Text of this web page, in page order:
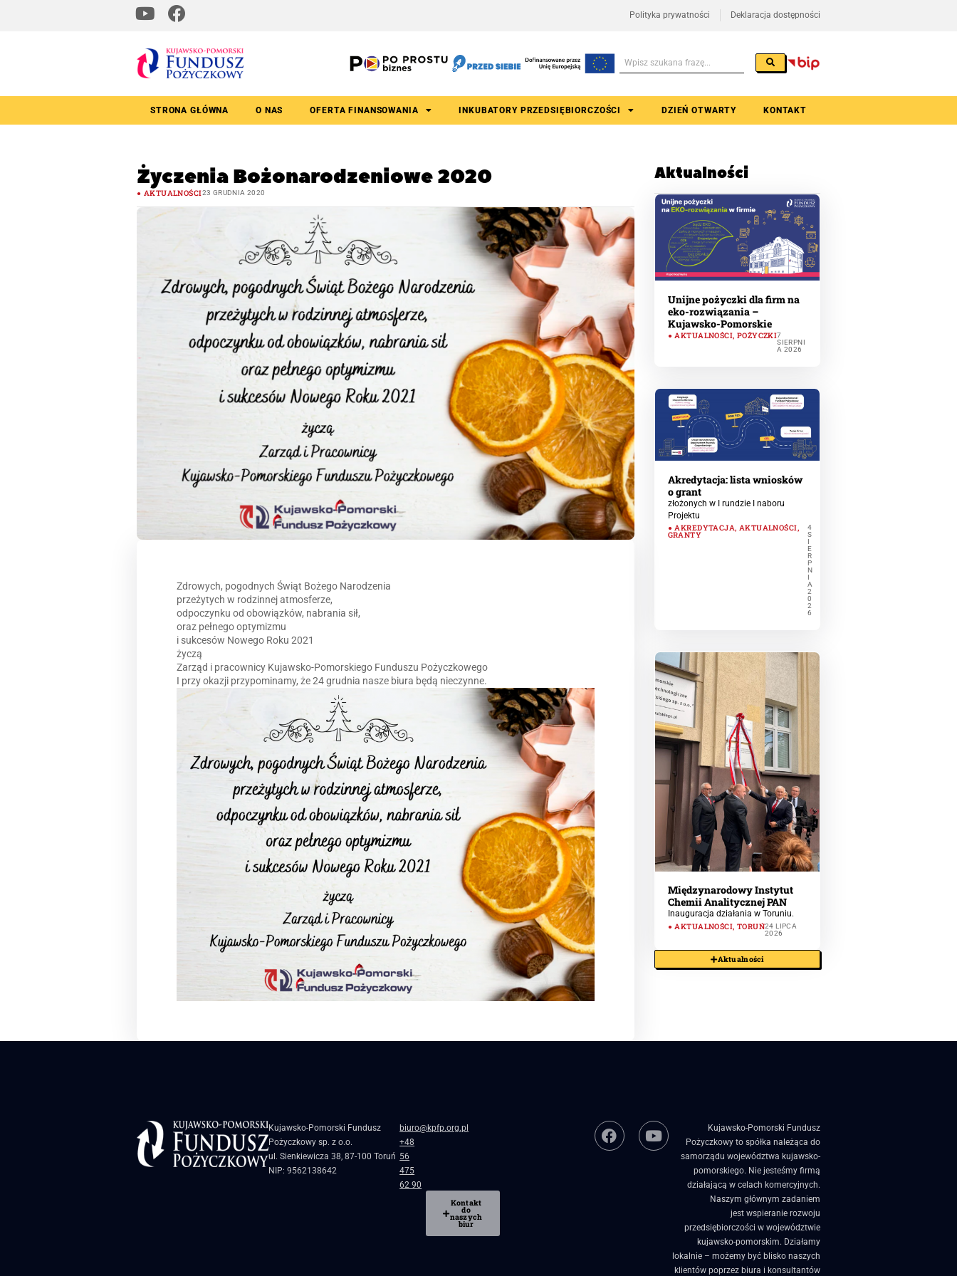
Polityka prywatności Deklaracja dostępności
STRONA GŁÓWNA O NAS OFERTA FINANSOWANIA INKUBATORY PRZEDSIĘBIORCZOŚCI DZIEŃ OTWARTY KONTAKT
Życzenia Bożonarodzeniowe 2020
AKTUALNOŚCI23 GRUDNIA 2020
Zdrowych, pogodnych Świąt Bożego Narodzenia
przeżytych w rodzinnej atmosferze,
odpoczynku od obowiązków, nabrania sił,
oraz pełnego optymizmu
i sukcesów Nowego Roku 2021
życzą
Zarząd i pracownicy Kujawsko-Pomorskiego Funduszu Pożyczkowego
I przy okazji przypominamy, że 24 grudnia nasze biura będą nieczynne.
Aktualności
Unijne pożyczki dla firm na
eko-rozwiązania –
Kujawsko-Pomorskie
AKTUALNOŚCI, POŻYCZKI7
SIERPNI
A 2026
Akredytacja: lista wniosków
o grant
złożonych w I rundzie I naboru
Projektu
AKREDYTACJA, AKTUALNOŚCI,
GRANTY
4
S
E
R
P
N
A
2
0
2
6
Międzynarodowy Instytut
Chemii Analitycznej PAN
Inauguracja działania w Toruniu.
AKTUALNOŚCI, TORUŃ24 LIPCA
2026
Aktualności
Kujawsko-Pomorski Fundusz
Pożyczkowy sp. z o.o.
ul. Sienkiewicza 38, 87-100 Toruń
NIP: 9562138642
biuro@kpfp.org.pl
+48
56
475
62 90
Kontakt
do
naszych
biur
Kujawsko-Pomorski Fundusz
Pożyczkowy to spółka należąca do
samorządu województwa kujawsko-
pomorskiego. Nie jesteśmy firmą
działającą w celach komercyjnych.
Naszym głównym zadaniem
jest wspieranie rozwoju
przedsiębiorczości w województwie
kujawsko-pomorskim. Działamy
lokalnie – możemy być blisko naszych
klientów poprzez biura i konsultantów